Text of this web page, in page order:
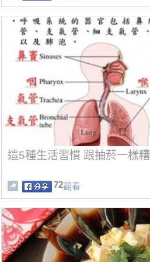
這5種生活習慣 跟抽菸一樣糟
72觀看